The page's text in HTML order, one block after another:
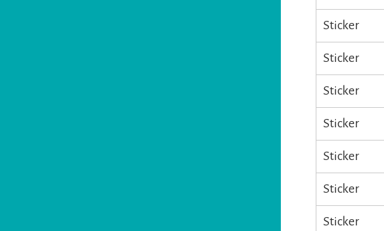
Sticker
Sticker
Sticker
Sticker
Sticker
Sticker
Sticker